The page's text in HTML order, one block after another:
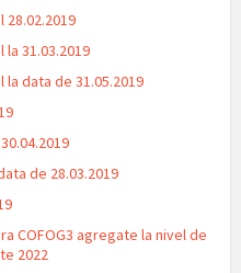
31.03.2019
data de 31.05.2019
de 28.03.2019
COFOG3 agregate la nivel de
2022